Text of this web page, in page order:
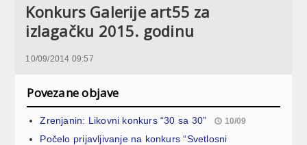
Konkurs Galerije art55 za
izlagačku 2015. godinu
10/09/2014 09:57
Povezane objave
Zrenjanin: Likovni konkurs “30 sa 30” 10/09
Počelo prijavljivanje na konkurs “Svetlosni